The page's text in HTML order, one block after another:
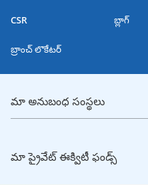
CSR బ్లాగ్
బ్రాంచ్ లొకేటర్
మా అనుబంధ సంస్థలు
మా ప్రైవేట్ ఈక్విటీ ఫండ్స్